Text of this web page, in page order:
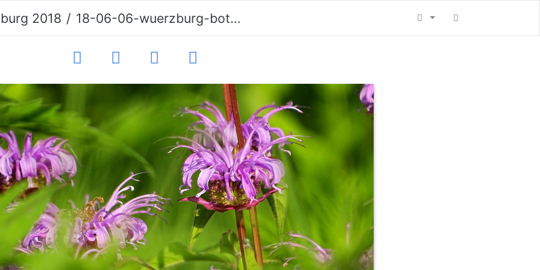
2018 18-06-06-wuerzburg-botanischer garten-034